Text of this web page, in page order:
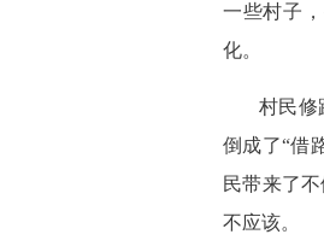
一些村子
化。
村民修
倒成了“借
民带来了
不应该。